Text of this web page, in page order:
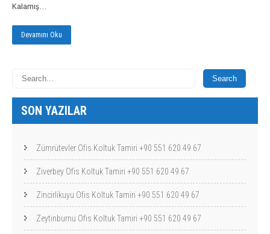
Kalamış…
Devamını Oku
SON YAZILAR
Zümrütevler Ofis Koltuk Tamiri +90 551 620 49 67
Ziverbey Ofis Koltuk Tamiri +90 551 620 49 67
Zincirlikuyu Ofis Koltuk Tamiri +90 551 620 49 67
Zeytinburnu Ofis Koltuk Tamiri +90 551 620 49 67